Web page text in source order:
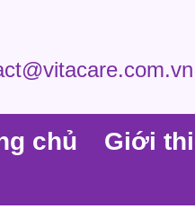
chủ Giới